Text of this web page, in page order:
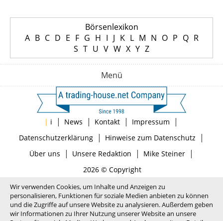
Börsenlexikon
A B C D E F G H I J K L M N O P Q R
S T U V W X Y Z
Menü
| i | News | Kontakt | Impressum |
Datenschutzerklärung| Hinweise zum Datenschutz |
Über uns | Unsere Redaktion | Mike Steiner|
2026 © Copyright
Wir verwenden Cookies, um Inhalte und Anzeigen zu
personalisieren, Funktionen für soziale Medien anbieten zu können
und die Zugriffe auf unsere Website zu analysieren. Außerdem geben
wir Informationen zu Ihrer Nutzung unserer Website an unsere